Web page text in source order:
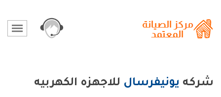
شركه يونيفرسال للاجهزه الكهربيه